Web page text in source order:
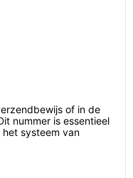
of in de
nummer is essentieel
systeem van